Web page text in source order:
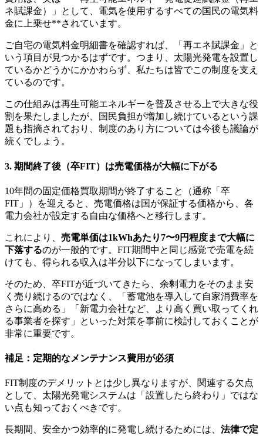
ネ賦課金）」として、電気を使用するすべての国民の電気料
金に上乗せ**されています。
ご自宅の電気料金明細書を確認すれば、「再エネ賦課金」と
いう項目が見つかるはずです。つまり、太陽光発電を設置し
ているかどうかにかかわらず、私たちは皆でこの制度を支え
ているのです。
この仕組みは再生可能エネルギーを普及させる上で大きな役
割を果たしましたが、国民負担が増加し続けているという課
題も指摘されており、制度のあり方については今後も議論が
続くでしょう。
3. 期間終了後（卒FIT）は売電価格が大幅に下がる
10年間の固定価格買取期間が終了すること（通称「卒
FIT」）を迎えると、売電価格は国が保証する価格から、各
電力会社が設定する自由な価格へと移行します。
これにより、 売電単価は1kWhあたり7〜9円程度まで大幅に
下落するのが一般的です。FIT期間中と同じ感覚で売電を続
けても、得られる収入は半分以下になってしまいます。
そのため、卒FITが近づいてきたら、余剰電力をそのまま安
く売り続けるのではなく、「蓄電池を導入して自家消費率を
さらに高める」「新電力会社など、より高く買い取ってくれ
る事業者を探す」といった対策を事前に検討しておくことが
非常に重要です。
補足：定期的なメンテナンス費用が必須
FIT制度のデメリットとは少し異なりますが、関連する欠点
として、太陽光発電システムは「設置したら終わり」ではな
い点も知っておくべきです。
長期間、安全かつ効率的に発電し続けるためには、 法律で定